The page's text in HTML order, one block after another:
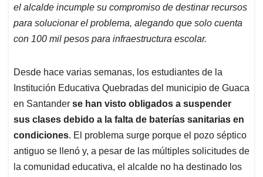
p
p
o
k
I
n
s
el alcalde incumple su compromiso de destinar recursos
para solucionar el problema, alegando que solo cuenta
con 100 mil pesos para infraestructura escolar.
Desde hace varias semanas, los estudiantes de la
Institución Educativa Quebradas del municipio de Guaca
en Santander se han visto obligados a suspender
sus clases debido a la falta de baterías sanitarias en
condiciones. El problema surge porque el pozo séptico
antiguo se llenó y, a pesar de las múltiples solicitudes de
la comunidad educativa, el alcalde no ha destinado los